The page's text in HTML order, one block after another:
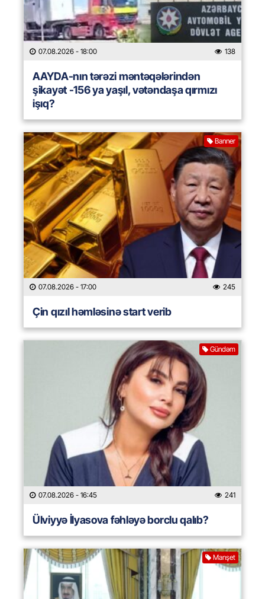
07.08.2026 - 18:00 138
AAYDA-nın tərəzi məntəqələrindən
şikayət -156 ya yaşıl, vətəndaşa qırmızı
işıq?
Banner
07.08.2026 - 17:00 245
Çin qızıl həmləsinə start verib
Gündəm
07.08.2026 - 16:45 241
Ülviyyə İlyasova fəhləyə borclu qalıb?
Manşet